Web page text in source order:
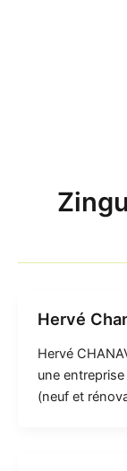
Hervé
Hervé
une
(neuf et